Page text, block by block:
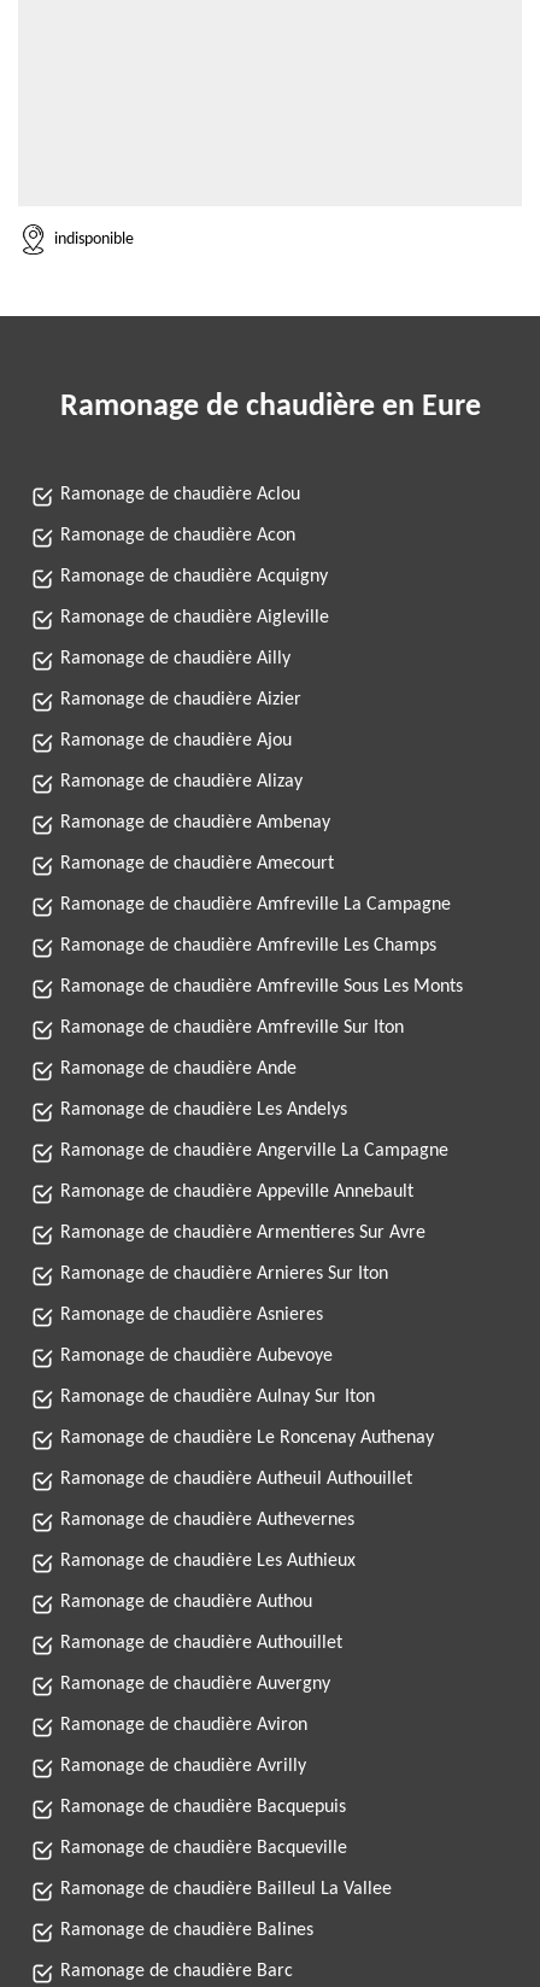
indisponible
Ramonage de chaudière en Eure
Ramonage de chaudière Aclou
Ramonage de chaudière Acon
Ramonage de chaudière Acquigny
Ramonage de chaudière Aigleville
Ramonage de chaudière Ailly
Ramonage de chaudière Aizier
Ramonage de chaudière Ajou
Ramonage de chaudière Alizay
Ramonage de chaudière Ambenay
Ramonage de chaudière Amecourt
Ramonage de chaudière Amfreville La Campagne
Ramonage de chaudière Amfreville Les Champs
Ramonage de chaudière Amfreville Sous Les Monts
Ramonage de chaudière Amfreville Sur Iton
Ramonage de chaudière Ande
Ramonage de chaudière Les Andelys
Ramonage de chaudière Angerville La Campagne
Ramonage de chaudière Appeville Annebault
Ramonage de chaudière Armentieres Sur Avre
Ramonage de chaudière Arnieres Sur Iton
Ramonage de chaudière Asnieres
Ramonage de chaudière Aubevoye
Ramonage de chaudière Aulnay Sur Iton
Ramonage de chaudière Le Roncenay Authenay
Ramonage de chaudière Autheuil Authouillet
Ramonage de chaudière Authevernes
Ramonage de chaudière Les Authieux
Ramonage de chaudière Authou
Ramonage de chaudière Authouillet
Ramonage de chaudière Auvergny
Ramonage de chaudière Aviron
Ramonage de chaudière Avrilly
Ramonage de chaudière Bacquepuis
Ramonage de chaudière Bacqueville
Ramonage de chaudière Bailleul La Vallee
Ramonage de chaudière Balines
Ramonage de chaudière Barc